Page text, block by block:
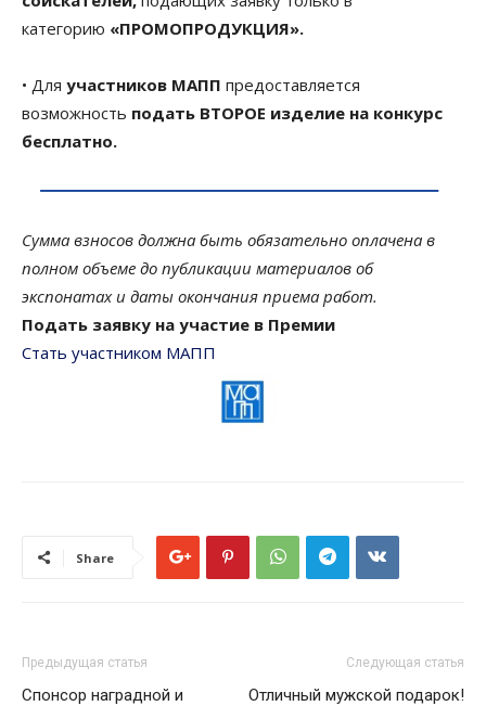
категорию «ПРОМОПРОДУКЦИЯ».
• Для участников МАПП предоставляется
возможность подать ВТОРОЕ изделие на конкурс
бесплатно.
Сумма взносов должна быть обязательно оплачена в
полном объеме до публикации материалов об
экспонатах и даты окончания приема работ.
Подать заявку на участие в Премии
Стать участником МАПП
Share
Предыдущая статья
Спонсор наградной и
Следующая статья
Отличный мужской подарок!